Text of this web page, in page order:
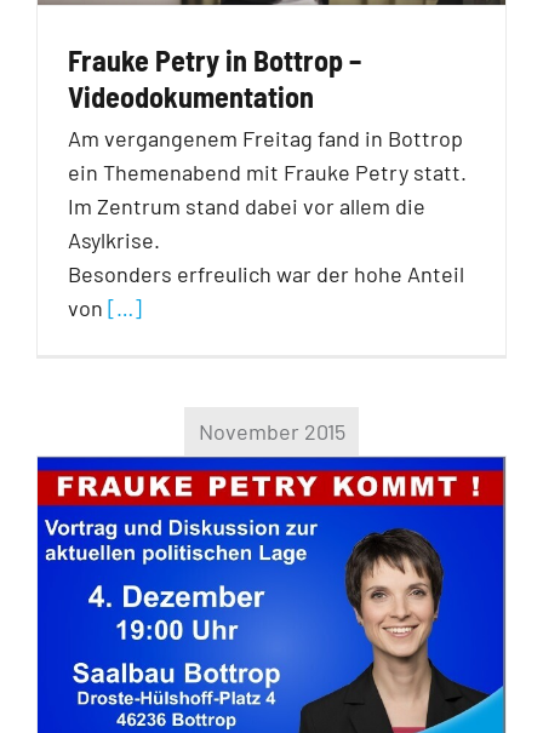
Frauke Petry in Bottrop –
Videodokumentation
Am vergangenem Freitag fand in Bottrop
ein Themenabend mit Frauke Petry statt.
Im Zentrum stand dabei vor allem die
Asylkrise.
Besonders erfreulich war der hohe Anteil
von […]
November 2015